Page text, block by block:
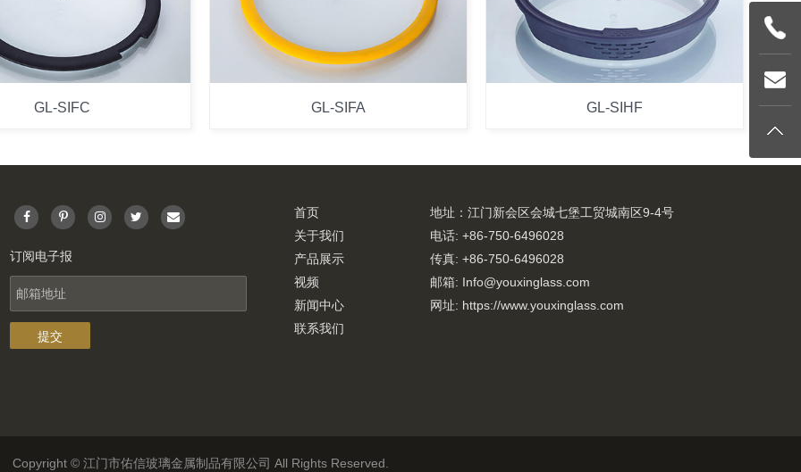
GL-SIFC GL-SIFA GL-SIHF
订阅电子报
首页
关于我们
产品展示
视频
新闻中心
联系我们
地址：江门新会区会城七堡工贸城南区9-4号
电话: +86-750-6496028
传真: +86-750-6496028
邮箱: Info@youxinglass.com
网址: https://www.youxinglass.com
Copyright © 江门市佑信玻璃金属制品有限公司 All Rights Reserved.